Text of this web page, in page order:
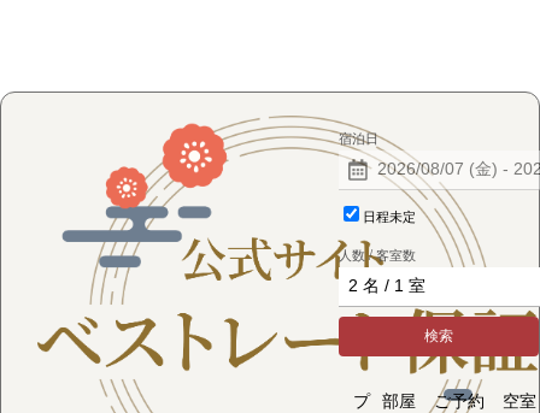
宿泊日
日程未定
人数 / 客室数
検索
プ 部屋
ご予約
空室